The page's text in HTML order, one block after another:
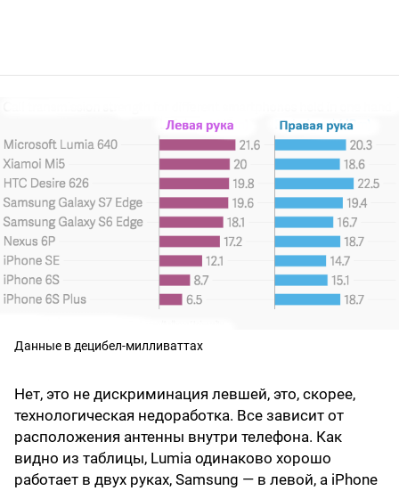
Данные в децибел-милливаттах
Нет, это не дискриминация левшей, это, скорее,
технологическая недоработка. Все зависит от
расположения антенны внутри телефона. Как
видно из таблицы, Lumia одинаково хорошо
работает в двух руках, Samsung — в левой, а iPhone